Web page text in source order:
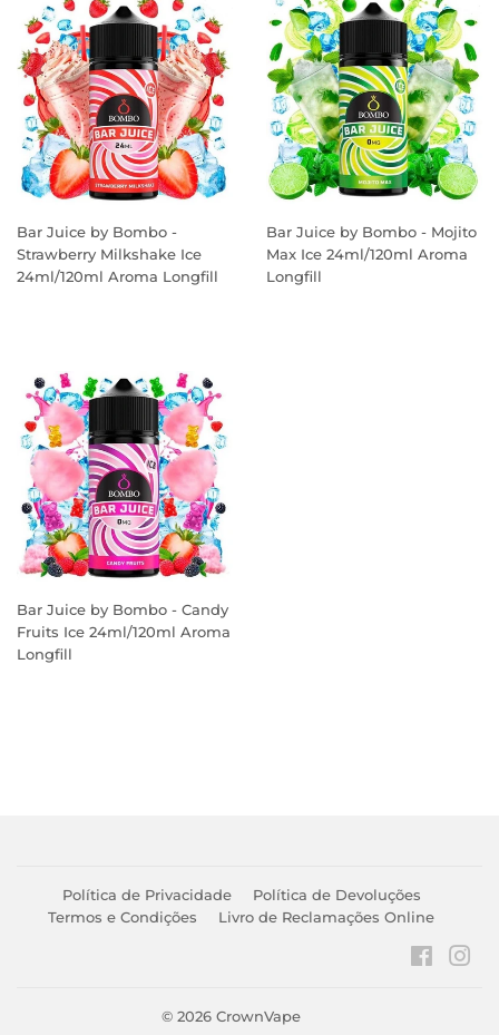
Bar Juice by Bombo -
Strawberry Milkshake Ice
24ml/120ml Aroma Longfill
Bar Juice by Bombo - Mojito
Max Ice 24ml/120ml Aroma
Longfill
Bar Juice by Bombo - Candy
Fruits Ice 24ml/120ml Aroma
Longfill
Política de Privacidade
Política de Devoluções
Termos e Condições
Livro de Reclamações Online
© 2026 CrownVape